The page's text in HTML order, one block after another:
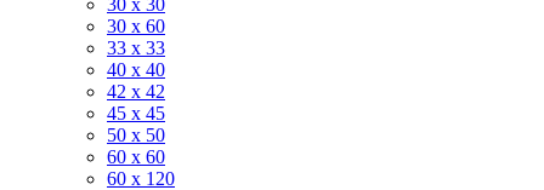
30 х 30
30 x 60
33 x 33
40 х 40
42 x 42
45 x 45
50 x 50
60 х 60
60 x 120